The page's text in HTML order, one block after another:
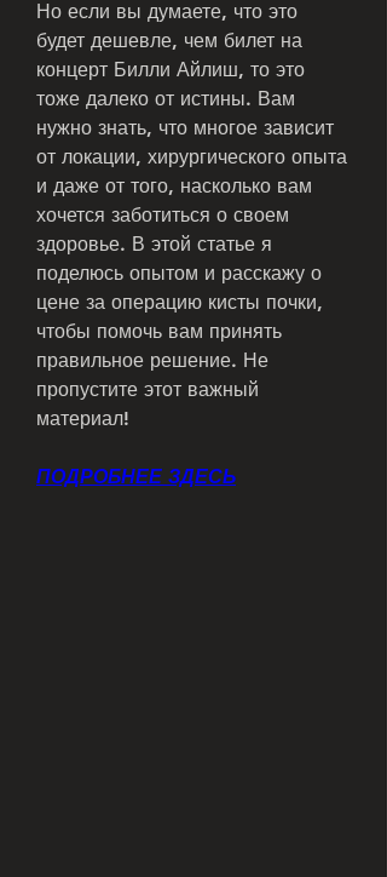
Но если вы думаете, что это
будет дешевле, чем билет на
концерт Билли Айлиш, то это
тоже далеко от истины. Вам
нужно знать, что многое зависит
от локации, хирургического опыта
и даже от того, насколько вам
хочется заботиться о своем
здоровье. В этой статье я
поделюсь опытом и расскажу о
цене за операцию кисты почки,
чтобы помочь вам принять
правильное решение. Не
пропустите этот важный
материал!
ПОДРОБНЕЕ ЗДЕСЬ